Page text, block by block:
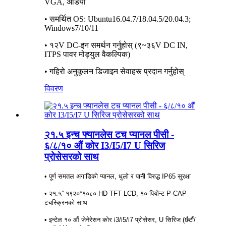
• समर्थित OS: Ubuntu16.04.7/18.04.5/20.04.3;
Windows7/10/11
• १२V DC-इन समर्थन गर्नुहोस् (९~३६V DC IN,
ITPS पावर मोड्युल वैकल्पिक)
• गहिरो अनुकूलन डिजाइन सेवाहरू प्रदान गर्नुहोस्
विवरण
२१.५ इन्च फ्यानलेस टच प्यानल पीसी -
६/८/१० औं कोर I3/I5/I7 U सिरिज
प्रोसेसरको साथ
• पूर्ण समतल अगाडिको प्यानल, धुलो र पानी विरुद्ध IP65 सुरक्षा
• २१.५” १९२०*१०८० HD TFT LCD, १०-पियोन्ट P-CAP
टचस्क्रिनको साथ
• इन्टेल १० औं जेनेरेसन कोर i3/i5/i7 प्रोसेसर, U सिरिज (छैटौं/